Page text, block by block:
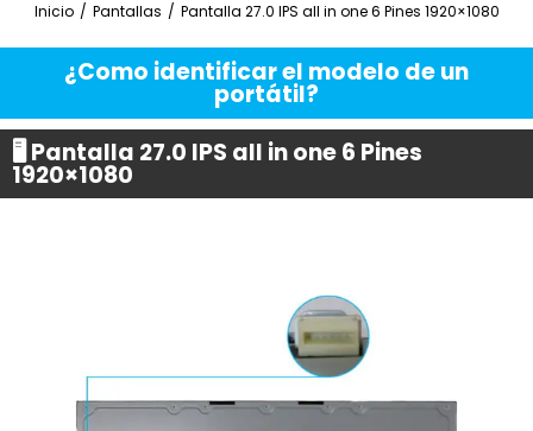
Inicio / Pantallas / Pantalla 27.0 IPS all in one 6 Pines 1920×1080
¿Como identificar el modelo de un
portátil?
🖥️ Pantalla 27.0 IPS all in one 6 Pines
1920×1080